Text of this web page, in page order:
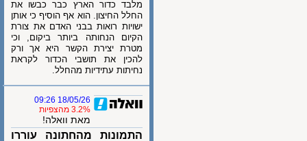
מלבד כדור הארץ כבר כבשו את
החלל החיצון. הוא אף הוסיף כי אותן
ישויות רואות בבני האדם את צורת
הקיום הנחותה ביותר ביקום, וכי
מטרת יצירת הקשר היא אך ורק
להכין את תושבי הכדור לקראת
נחיתות עתידיות מהחלל.
18/05/26 09:26
3.2% מהצפיות
מאת וואלה!
התמונות מהחתונה עוררו